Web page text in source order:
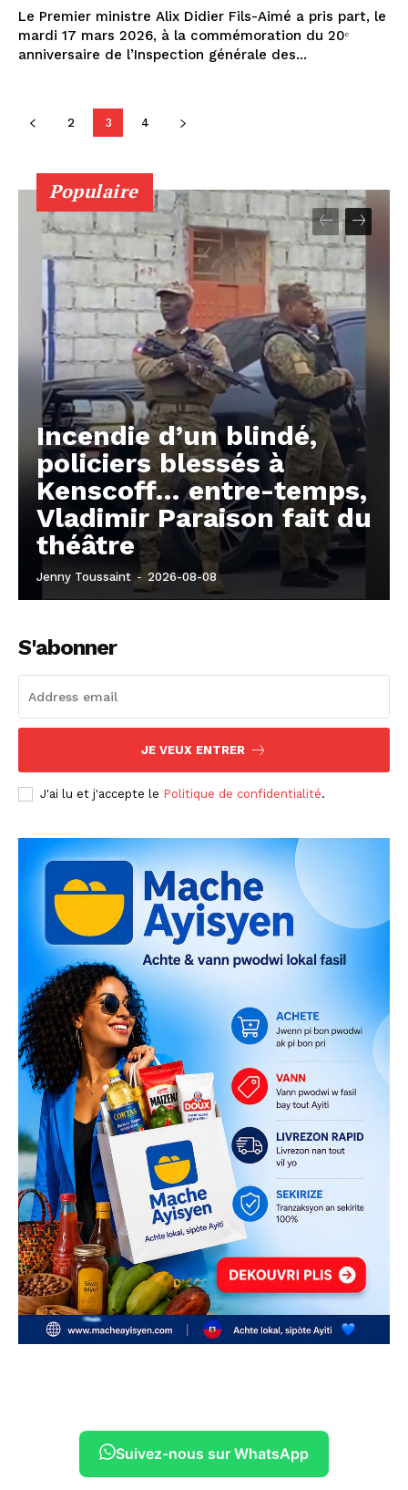
Le Premier ministre Alix Didier Fils-Aimé a pris part, le
mardi 17 mars 2026, à la commémoration du 20ᵉ
anniversaire de l’Inspection générale des...
2 3 4
Populaire
Incendie d’un blindé,
policiers blessés à
Kenscoff… entre-temps,
Vladimir Paraison fait du
théâtre
Jenny Toussaint - 2026-08-08
S'abonner
JE VEUX ENTRER
J'ai lu et j'accepte le Politique de confidentialité.
Suivez-nous sur WhatsApp